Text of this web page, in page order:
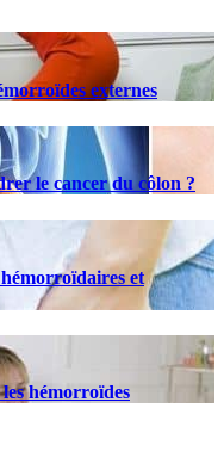
externes
le cancer du côlon ?
et
hémorroïdes